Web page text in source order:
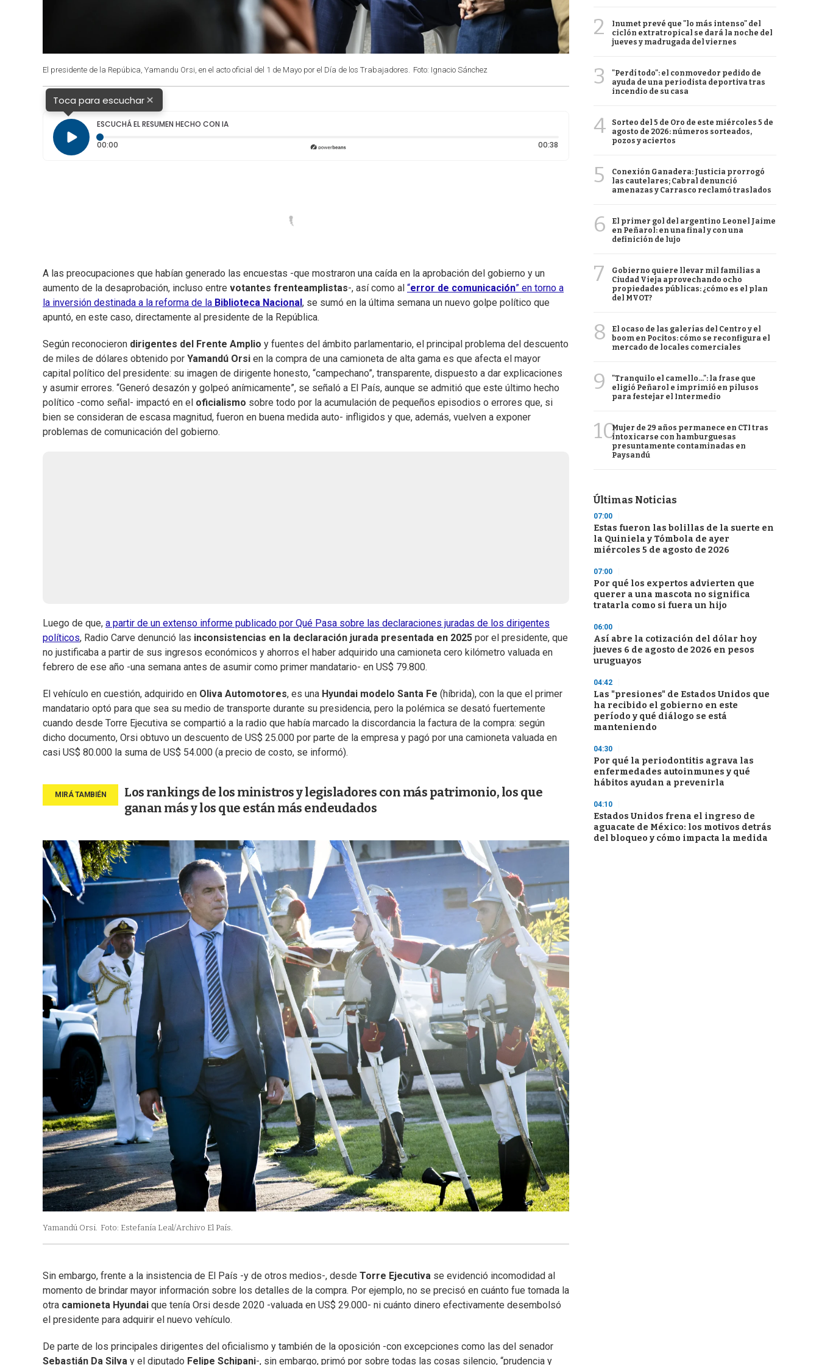
El presidente de la Repúbica, Yamandu Orsi, en el acto oficial del 1 de Mayo por el Día de los Trabajadores. Foto: Ignacio Sánchez
Toca para escuchar×
ESCUCHÁ EL RESUMEN HECHO CON IA
00:00
00:38 Duración: 38 segundos
A las preocupaciones que habían generado las encuestas -que mostraron una caída en la aprobación del gobierno y un
aumento de la desaprobación, incluso entre votantes frenteamplistas-, así como al “error de comunicación” en torno a
la inversión destinada a la reforma de la Biblioteca Nacional , se sumó en la última semana un nuevo golpe político que
apuntó, en este caso, directamente al presidente de la República.
Según reconocieron dirigentes del Frente Amplio y fuentes del ámbito parlamentario, el principal problema del descuento
de miles de dólares obtenido por Yamandú Orsi en la compra de una camioneta de alta gama es que afecta el mayor
capital político del presidente: su imagen de dirigente honesto, “campechano”, transparente, dispuesto a dar explicaciones
y asumir errores. “Generó desazón y golpeó anímicamente”, se señaló a El País, aunque se admitió que este último hecho
político -como señal- impactó en el oficialismo sobre todo por la acumulación de pequeños episodios o errores que, si
bien se consideran de escasa magnitud, fueron en buena medida auto- infligidos y que, además, vuelven a exponer
problemas de comunicación del gobierno.
Luego de que, a partir de un extenso informe publicado por Qué Pasa sobre las declaraciones juradas de los dirigentes
políticos, Radio Carve denunció las inconsistencias en la declaración jurada presentada en 2025 por el presidente, que
no justificaba a partir de sus ingresos económicos y ahorros el haber adquirido una camioneta cero kilómetro valuada en
febrero de ese año -una semana antes de asumir como primer mandatario- en US$ 79.800.
El vehículo en cuestión, adquirido en Oliva Automotores, es una Hyundai modelo Santa Fe (híbrida), con la que el primer
mandatario optó para que sea su medio de transporte durante su presidencia, pero la polémica se desató fuertemente
cuando desde Torre Ejecutiva se compartió a la radio que había marcado la discordancia la factura de la compra: según
dicho documento, Orsi obtuvo un descuento de US$ 25.000 por parte de la empresa y pagó por una camioneta valuada en
casi US$ 80.000 la suma de US$ 54.000 (a precio de costo, se informó).
Los rankings de los ministros y legisladores con más patrimonio, los que
ganan más y los que están más endeudados
Yamandú Orsi. Foto: Estefanía Leal/Archivo El País.
Sin embargo, frente a la insistencia de El País -y de otros medios-, desde Torre Ejecutiva se evidenció incomodidad al
momento de brindar mayor información sobre los detalles de la compra. Por ejemplo, no se precisó en cuánto fue tomada la
otra camioneta Hyundai que tenía Orsi desde 2020 -valuada en US$ 29.000- ni cuánto dinero efectivamente desembolsó
el presidente para adquirir el nuevo vehículo.
De parte de los principales dirigentes del oficialismo y también de la oposición -con excepciones como las del senador
Sebastián Da Silva y el diputado Felipe Schipani-, sin embargo, primó por sobre todas las cosas silencio, “prudencia y
2
Inumet prevé que "lo más intenso" del
ciclón extratropical se dará la noche del
jueves y madrugada del viernes
3
"Perdí todo": el conmovedor pedido de
ayuda de una periodista deportiva tras
incendio de su casa
4
Sorteo del 5 de Oro de este miércoles 5 de
agosto de 2026: números sorteados,
pozos y aciertos
5
Conexión Ganadera: Justicia prorrogó
las cautelares; Cabral denunció
amenazas y Carrasco reclamó traslados
6
El primer gol del argentino Leonel Jaime
en Peñarol: en una final y con una
definición de lujo
7
Gobierno quiere llevar mil familias a
Ciudad Vieja aprovechando ocho
propiedades públicas: ¿cómo es el plan
del MVOT?
8
El ocaso de las galerías del Centro y el
boom en Pocitos: cómo se reconfigura el
mercado de locales comerciales
9
"Tranquilo el camello...": la frase que
eligió Peñarol e imprimió en pilusos
para festejar el Intermedio
10Mujer de 29 años permanece en CTI tras
intoxicarse con hamburguesas
presuntamente contaminadas en
Paysandú
Últimas Noticias
07:00
Estas fueron las bolillas de la suerte en
la Quiniela y Tómbola de ayer
miércoles 5 de agosto de 2026
07:00
Por qué los expertos advierten que
querer a una mascota no significa
tratarla como si fuera un hijo
06:00
Así abre la cotización del dólar hoy
jueves 6 de agosto de 2026 en pesos
uruguayos
04:42
Las "presiones" de Estados Unidos que
ha recibido el gobierno en este
período y qué diálogo se está
manteniendo
04:30
Por qué la periodontitis agrava las
enfermedades autoinmunes y qué
hábitos ayudan a prevenirla
04:10
Estados Unidos frena el ingreso de
aguacate de México: los motivos detrás
del bloqueo y cómo impacta la medida